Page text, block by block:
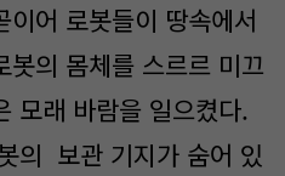
어 로봇들이 땅속에서
의 몸체를 스르르 미끄
모래 바람을 일으켰다.
의 보관 기지가 숨어 있